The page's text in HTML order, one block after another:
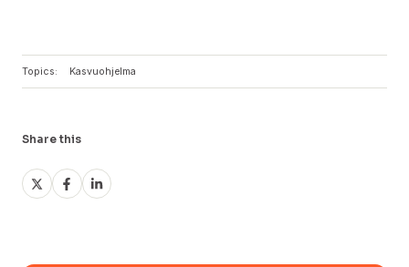
Topics: Kasvuohjelma
Share this
Share
on
Share
on
Share
on